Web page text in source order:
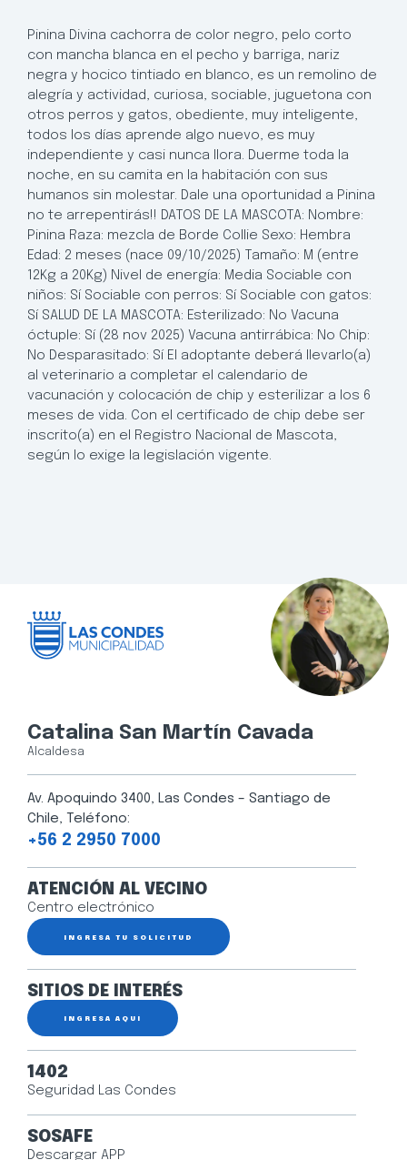
Pinina Divina cachorra de color negro, pelo corto
con mancha blanca en el pecho y barriga, nariz
negra y hocico tintiado en blanco, es un remolino de
alegría y actividad, curiosa, sociable, juguetona con
otros perros y gatos, obediente, muy inteligente,
todos los días aprende algo nuevo, es muy
independiente y casi nunca llora. Duerme toda la
noche, en su camita en la habitación con sus
humanos sin molestar. Dale una oportunidad a Pinina
no te arrepentirás!! DATOS DE LA MASCOTA: Nombre:
Pinina Raza: mezcla de Borde Collie Sexo: Hembra
Edad: 2 meses (nace 09/10/2025) Tamaño: M (entre
12Kg a 20Kg) Nivel de energía: Media Sociable con
niños: Sí Sociable con perros: Sí Sociable con gatos:
Sí SALUD DE LA MASCOTA: Esterilizado: No Vacuna
óctuple: Sí (28 nov 2025) Vacuna antirrábica: No Chip:
No Desparasitado: Sí El adoptante deberá llevarlo(a)
al veterinario a completar el calendario de
vacunación y colocación de chip y esterilizar a los 6
meses de vida. Con el certificado de chip debe ser
inscrito(a) en el Registro Nacional de Mascota,
según lo exige la legislación vigente.
Catalina San Martín Cavada
Alcaldesa
Av. Apoquindo 3400, Las Condes – Santiago de
Chile, Teléfono:
+56 2 2950 7000
ATENCIÓN AL VECINO
Centro electrónico
INGRESA TU SOLICITUD
SITIOS DE INTERÉS
INGRESA AQUÍ
1402
Seguridad Las Condes
SOSAFE
Descargar APP